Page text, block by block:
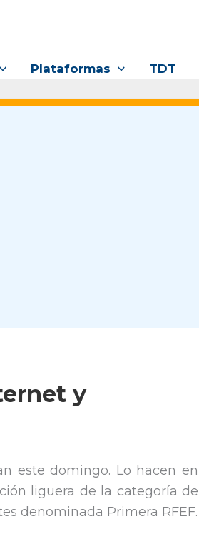
Plataformas TDT
y
este domingo. Lo hacen en
liguera de la categoría de
denominada Primera RFEF.